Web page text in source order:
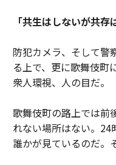
「共生はしないが共存
防犯カメラ、そして警
る上で、更に歌舞伎町
衆人環視、人の目だ。
歌舞伎町の路上では前
れない場所はない。24
誰かが見ているのだ。